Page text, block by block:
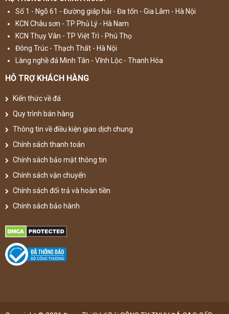
Số 1 - Ngõ 61 - Đường giáp hải - Đa tốn - Gia Lâm - Hà Nội
KCN Châu sơn - TP Phủ Lý - Hà Nam
KCN Thụy Vân - TP Việt Trì - Phú Thọ
Đông Trúc - Thạch Thất - Hà Nội
Làng nghề đá Minh Tân - Vĩnh Lộc - Thanh Hóa
HỖ TRỢ KHÁCH HÀNG
Kiến thức về đá
Quy trình bán hàng
Thông tin về điều kiện giao dịch chung
Chính sách thanh toán
Chính sách bảo mật thông tin
Chính sách vận chuyển
Chính sách đổi trả và hoàn tiền
Chính sách bảo hành